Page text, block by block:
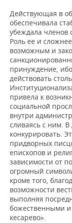
Действующая в
обеспечивала
убеждала членов
Роль ее и
возможным и
принуждение,
действовать
привела к
социальной
внутри
сливаясь с ним.
конкурировать.
придворных
епископов и
зависимости от
огромный
кроме того,
возможности
выполняя
божественными и
кесарево».